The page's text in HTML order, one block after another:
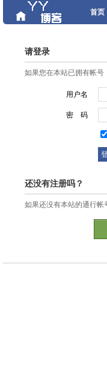
首页
请登录
如果您在本站已拥有帐
用户名
密 码
还没有注册吗？
如果还没有本站的通行帐